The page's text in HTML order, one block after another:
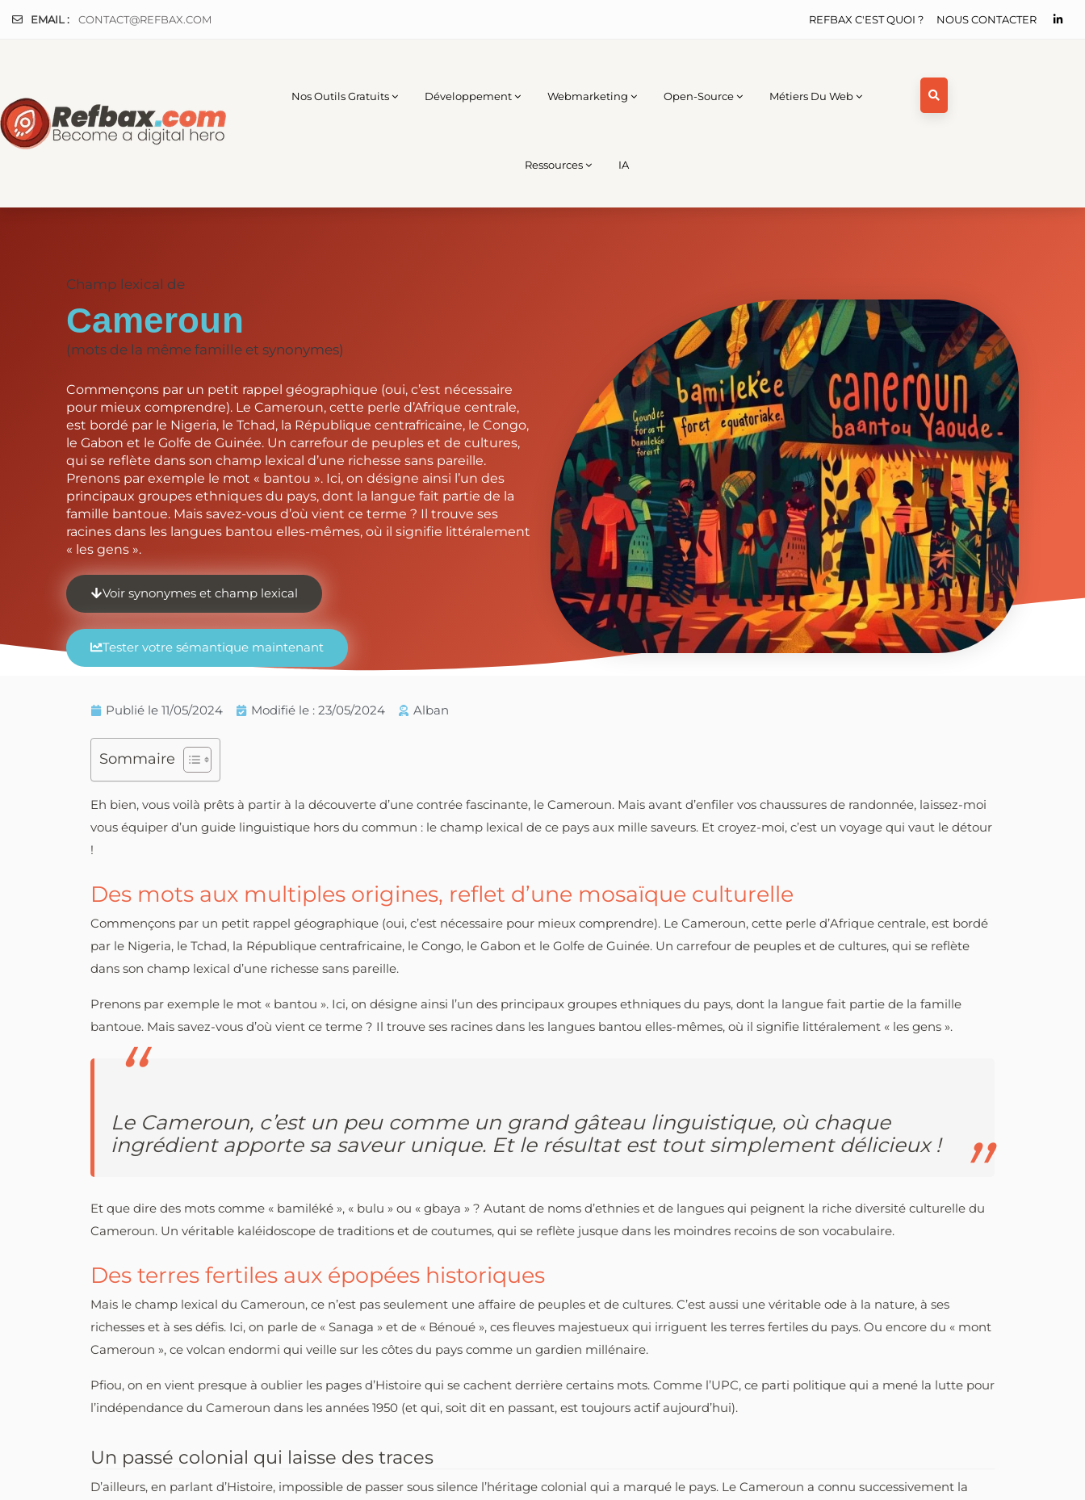
EMAIL : CONTACT@REFBAX.COM NOUS CONTACTER
REFBAX C'EST QUOI ?
Nos Outils Gratuits Développement Webmarketing Open-Source Métiers Du Web
Ressources IA
Champ lexical de
Cameroun
(mots de la même famille et synonymes)
Commençons par un petit rappel géographique (oui, c’est nécessaire
pour mieux comprendre). Le Cameroun, cette perle d’Afrique centrale,
est bordé par le Nigeria, le Tchad, la République centrafricaine, le Congo,
le Gabon et le Golfe de Guinée. Un carrefour de peuples et de cultures,
qui se reflète dans son champ lexical d’une richesse sans pareille.
Prenons par exemple le mot « bantou ». Ici, on désigne ainsi l’un des
principaux groupes ethniques du pays, dont la langue fait partie de la
famille bantoue. Mais savez-vous d’où vient ce terme ? Il trouve ses
racines dans les langues bantou elles-mêmes, où il signifie littéralement
« les gens ».
Voir synonymes et champ lexical
Tester votre sémantique maintenant
Publié le 11/05/2024 Modifié le : 23/05/2024 Alban
Sommaire
Eh bien, vous voilà prêts à partir à la découverte d’une contrée fascinante, le Cameroun. Mais avant d’enfiler vos chaussures de randonnée, laissez-moi
vous équiper d’un guide linguistique hors du commun : le champ lexical de ce pays aux mille saveurs. Et croyez-moi, c’est un voyage qui vaut le détour
!
Des mots aux multiples origines, reflet d’une mosaïque culturelle
Commençons par un petit rappel géographique (oui, c’est nécessaire pour mieux comprendre). Le Cameroun, cette perle d’Afrique centrale, est bordé
par le Nigeria, le Tchad, la République centrafricaine, le Congo, le Gabon et le Golfe de Guinée. Un carrefour de peuples et de cultures, qui se reflète
dans son champ lexical d’une richesse sans pareille.
Prenons par exemple le mot « bantou ». Ici, on désigne ainsi l’un des principaux groupes ethniques du pays, dont la langue fait partie de la famille
bantoue. Mais savez-vous d’où vient ce terme ? Il trouve ses racines dans les langues bantou elles-mêmes, où il signifie littéralement « les gens ».
Le Cameroun, c’est un peu comme un grand gâteau linguistique, où chaque
ingrédient apporte sa saveur unique. Et le résultat est tout simplement délicieux !
Et que dire des mots comme « bamiléké », « bulu » ou « gbaya » ? Autant de noms d’ethnies et de langues qui peignent la riche diversité culturelle du
Cameroun. Un véritable kaléidoscope de traditions et de coutumes, qui se reflète jusque dans les moindres recoins de son vocabulaire.
Des terres fertiles aux épopées historiques
Mais le champ lexical du Cameroun, ce n’est pas seulement une affaire de peuples et de cultures. C’est aussi une véritable ode à la nature, à ses
richesses et à ses défis. Ici, on parle de « Sanaga » et de « Bénoué », ces fleuves majestueux qui irriguent les terres fertiles du pays. Ou encore du « mont
Cameroun », ce volcan endormi qui veille sur les côtes du pays comme un gardien millénaire.
Pfiou, on en vient presque à oublier les pages d’Histoire qui se cachent derrière certains mots. Comme l’UPC, ce parti politique qui a mené la lutte pour
l’indépendance du Cameroun dans les années 1950 (et qui, soit dit en passant, est toujours actif aujourd’hui).
Un passé colonial qui laisse des traces
D’ailleurs, en parlant d’Histoire, impossible de passer sous silence l’héritage colonial qui a marqué le pays. Le Cameroun a connu successivement la